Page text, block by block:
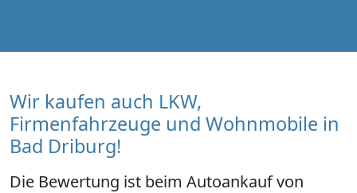
Wir kaufen auch LKW,
Firmenfahrzeuge und Wohnmobile in
Bad Driburg!
Die Bewertung ist beim Autoankauf von